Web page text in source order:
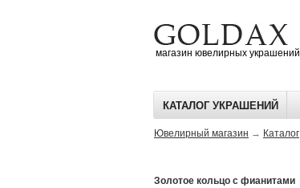
магазин ювелирных украшений
КАТАЛОГ УКРАШЕНИЙ
Ювелирный магазин → Каталог
Золотое кольцо с фианитами